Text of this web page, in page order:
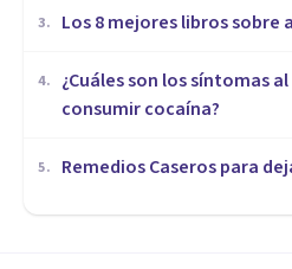
3. Los 8 mejores libros sobre
4.
¿Cuáles son los síntomas
consumir cocaína?
5. Remedios Caseros para